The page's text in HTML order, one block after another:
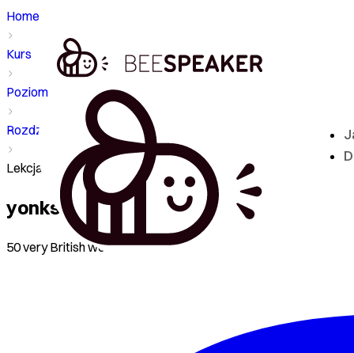
Home
Kurs
Poziom - B2
Rozdział
Lekcja - yonks & yucky
yonks & yucky
50 very British words